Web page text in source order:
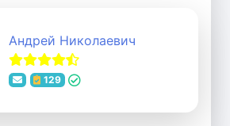
Андрей Николаевич
129